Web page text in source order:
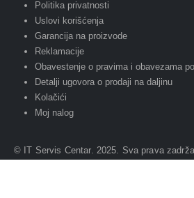
Politika privatnosti
Uslovi korišćenja
Garancija na proizvode
Reklamacije
Obavestenje o pravima i obavezama
Detalji ugovora o prodaji na daljinu
Kolačići
Moj nalog
© IT Servis Centar. 2025. Sva prava